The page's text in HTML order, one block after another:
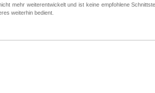
mehr weiterentwickelt und ist keine empfohlene
weiterhin bedient.